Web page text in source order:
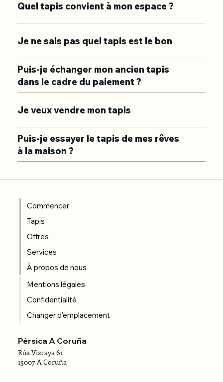
Quel tapis convient à mon espace ?
Je ne sais pas quel tapis est le bon
Puis-je échanger mon ancien tapis
dans le cadre du paiement ?
Je veux vendre mon tapis
Puis-je essayer le tapis de mes rêves
à la maison ?
Commencer
Tapis
Offres
Services
À propos de nous
Mentions légales
Confidentialité
Changer d'emplacement
Pérsica A Coruña
Rúa Vizcaya 61
15007 A Coruña